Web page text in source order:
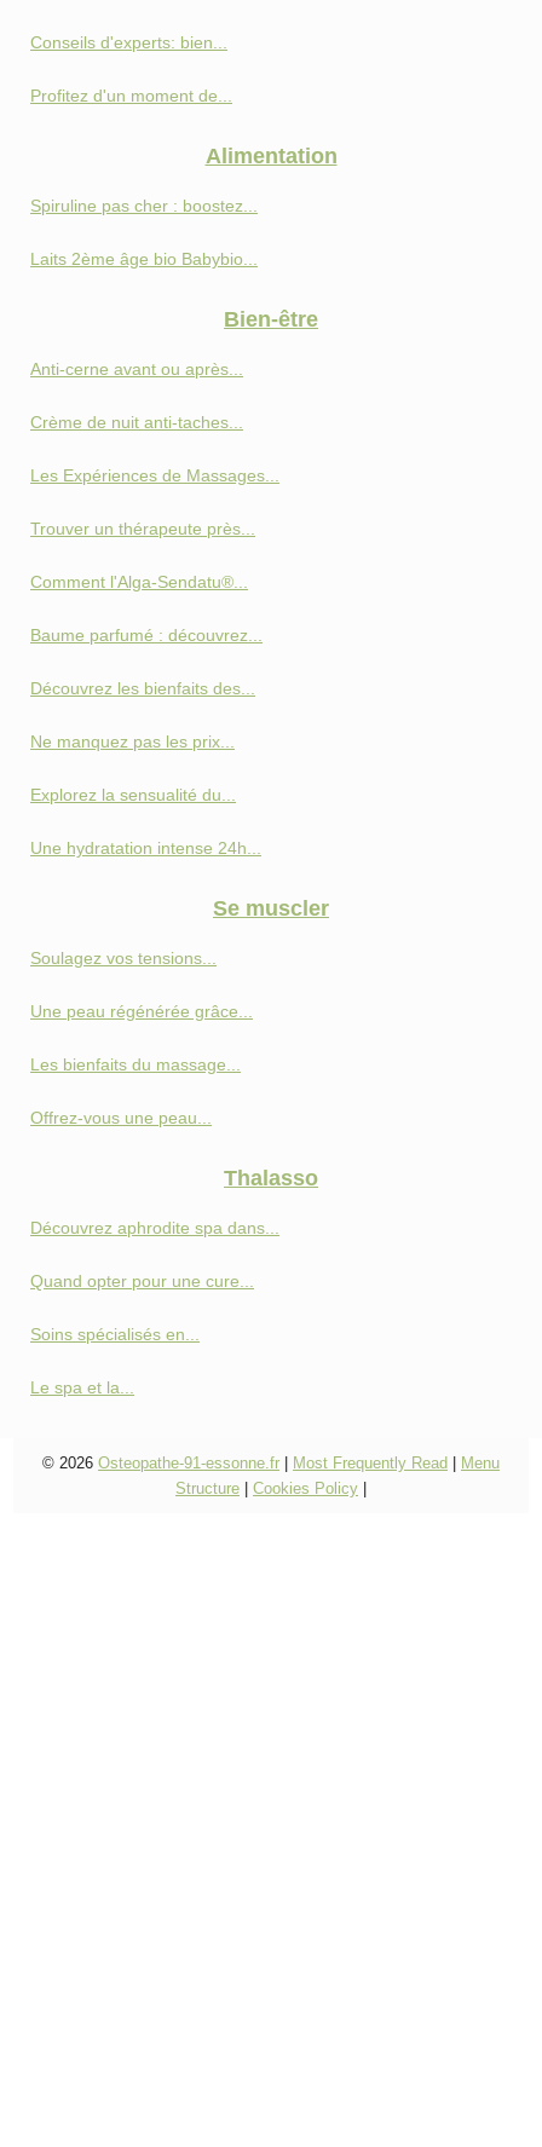
Conseils d'experts: bien...
Profitez d'un moment de...
Alimentation
Spiruline pas cher : boostez...
Laits 2ème âge bio Babybio...
Bien-être
Anti‑cerne avant ou après...
Crème de nuit anti-taches...
Les Expériences de Massages...
Trouver un thérapeute près...
Comment l'Alga-Sendatu®...
Baume parfumé : découvrez...
Découvrez les bienfaits des...
Ne manquez pas les prix...
Explorez la sensualité du...
Une hydratation intense 24h...
Se muscler
Soulagez vos tensions...
Une peau régénérée grâce...
Les bienfaits du massage...
Offrez-vous une peau...
Thalasso
Découvrez aphrodite spa dans...
Quand opter pour une cure...
Soins spécialisés en...
Le spa et la...
© 2026 Osteopathe-91-essonne.fr | Most Frequently Read | Menu
Structure | Cookies Policy |